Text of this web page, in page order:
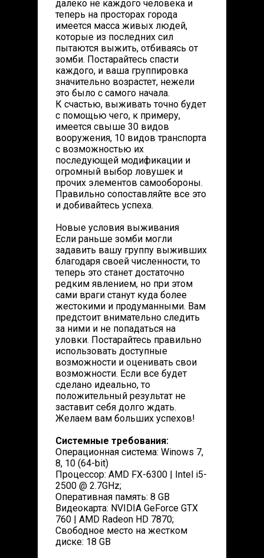
далеко не каждого человека и
теперь на просторах города
имеется масса живых людей,
которые из последних сил
пытаются выжить, отбиваясь от
зомби. Постарайтесь спасти
каждого, и ваша группировка
значительно возрастет, нежели
это было с самого начала.
К счастью, выживать точно будет
с помощью чего, к примеру,
имеется свыше 30 видов
вооружения, 10 видов транспорта
с возможностью их
последующей модификации и
огромный выбор ловушек и
прочих элементов самообороны.
Правильно сопоставляйте все это
и добивайтесь успеха.
Новые условия выживания
Если раньше зомби могли
задавить вашу группу выживших
благодаря своей численности, то
теперь это станет достаточно
редким явлением, но при этом
сами враги станут куда более
жестокими и продуманными. Вам
предстоит внимательно следить
за ними и не попадаться на
уловки. Постарайтесь правильно
использовать доступные
возможности и оценивать свои
возможности. Если все будет
сделано идеально, то
положительный результат не
заставит себя долго ждать.
Желаем вам больших успехов!
Cистемные требования:
Операционная система: Winows 7,
8, 10 (64-bit)
Процессор: AMD FX-6300 | Intel i5-
2500 @ 2.7GHz;
Оперативная память: 8 GB
Видеокарта: NVIDIA GeForce GTX
760 | AMD Radeon HD 7870;
Свободное место на жестком
диске: 18 GB